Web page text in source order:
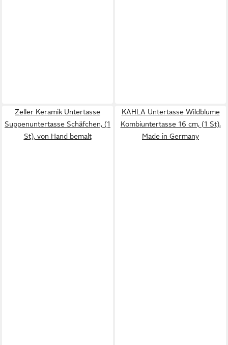
Zeller Keramik Untertasse
Suppenuntertasse Schäfchen, (1
St), von Hand bemalt
KAHLA Untertasse Wildblume
Kombiuntertasse 16 cm, (1 St),
Made in Germany